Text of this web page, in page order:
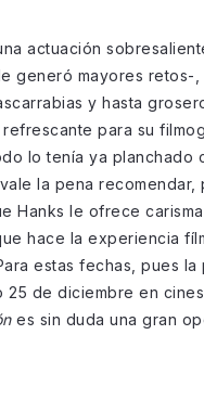
actuación
generó mayores retos-
y hasta
para su
lo tenía ya planchado
la pena recomendar,
Hanks le ofrece
hace la experiencia
estas fechas, pues la
25 de diciembre en
es sin duda una gran